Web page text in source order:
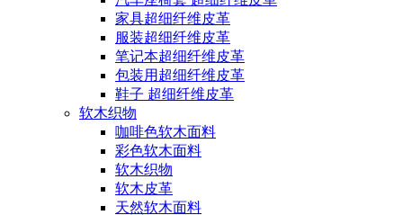
家具超细纤维皮革
服装超细纤维皮革
笔记本超细纤维皮革
包装用超细纤维皮革
鞋子 超细纤维皮革
软木织物
咖啡色软木面料
彩色软木面料
软木织物
软木皮革
天然软木面料